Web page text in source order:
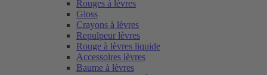
Rouges à lèvres
Gloss
Crayons à lèvres
Repulpeur lèvres
Rouge à lèvres liquide
Accessoires lèvres
Baume à lèvres